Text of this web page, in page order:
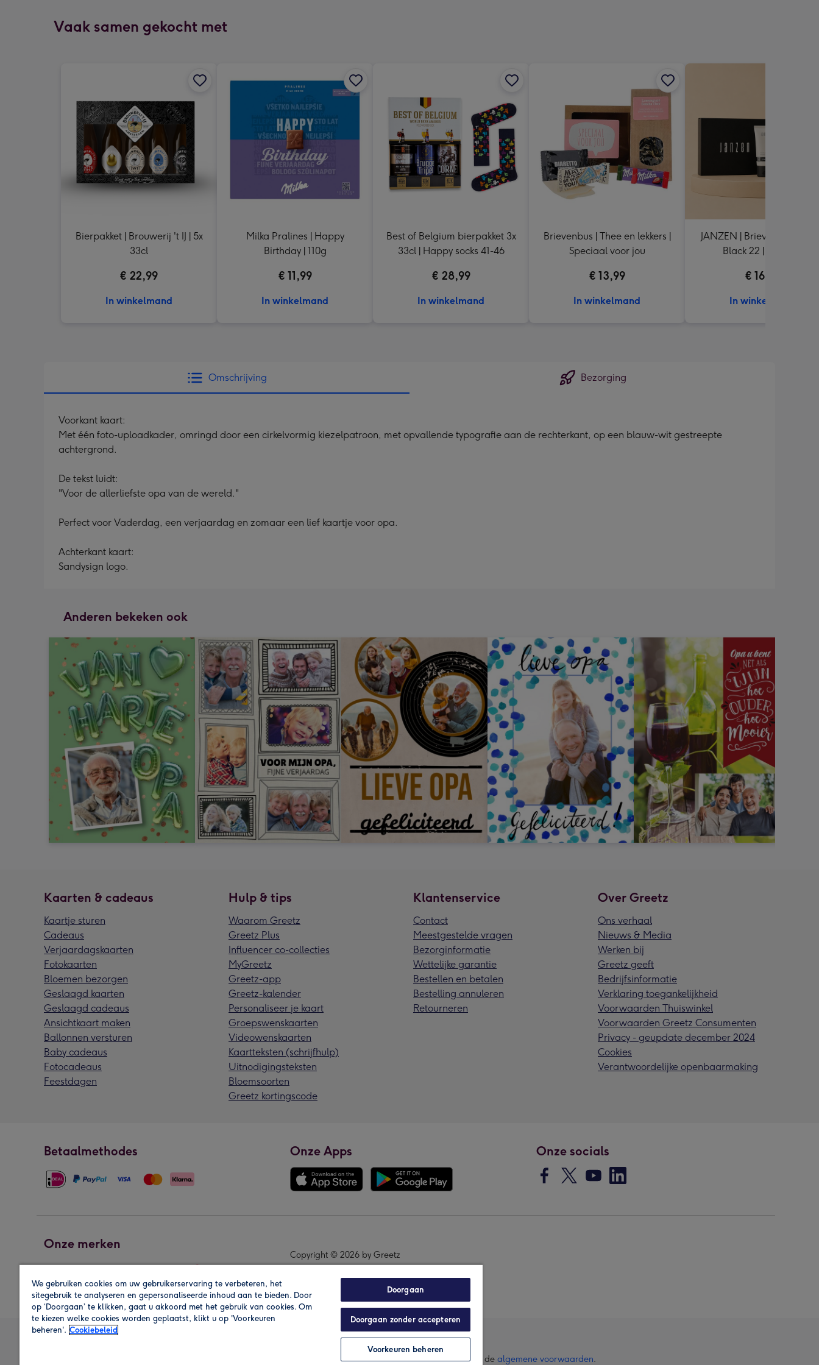
Vaak samen gekocht met
Bierpakket | Brouwerij 't IJ | 5x
33cl
€ 22,99
In winkelmand
Milka Pralines | Happy
Birthday | 110g
€ 11,99
In winkelmand
Best of Belgium bierpakket 3x
33cl | Happy socks 41-46
€ 28,99
In winkelmand
Brievenbus | Thee en lekkers |
Speciaal voor jou
€ 13,99
In winkelmand
JANZEN |
Black 22 | 3 x 50ml
€ 16,99
In winkelmand
Omschrijving Bezorging
Voorkant kaart:
Met één foto-uploadkader, omringd door een cirkelvormig kiezelpatroon, met opvallende typografie aan de rechterkant, op een blauw-wit gestreepte
achtergrond.
De tekst luidt:
"Voor de allerliefste opa van de wereld."
Perfect voor Vaderdag, een verjaardag en zomaar een lief kaartje voor opa.
Achterkant kaart:
Sandysign logo.
Anderen bekeken ook
Kaarten & cadeaus
Kaartje sturen
Cadeaus
Verjaardagskaarten
Fotokaarten
Bloemen bezorgen
Geslaagd kaarten
Geslaagd cadeaus
Ansichtkaart maken
Ballonnen versturen
Baby cadeaus
Fotocadeaus
Feestdagen
Hulp & tips
Waarom Greetz
Greetz Plus
Influencer co-collecties
MyGreetz
Greetz-app
Greetz-kalender
Personaliseer je kaart
Groepswenskaarten
Videowenskaarten
Kaartteksten (schrijfhulp)
Uitnodigingsteksten
Bloemsoorten
Greetz kortingscode
Klantenservice
Contact
Meestgestelde vragen
Bezorginformatie
Wettelijke garantie
Bestellen en betalen
Bestelling annuleren
Retourneren
Over Greetz
Ons verhaal
Nieuws & Media
Werken bij
Greetz geeft
Bedrijfsinformatie
Verklaring toegankelijkheid
Voorwaarden Thuiswinkel
Voorwaarden Greetz Consumenten
Privacy - geupdate december 2024
Cookies
Verantwoordelijke openbaarmaking
Betaalmethodes Onze Apps Onze socials
Onze merken
Copyright © 2026 by Greetz
Alle prijzen zijn inclusief btw en andere heffingen. Lees de algemene voorwaarden.
We gebruiken cookies om uw gebruikerservaring te verbeteren, het
sitegebruik te analyseren en gepersonaliseerde inhoud aan te bieden. Door
op ‘Doorgaan’ te klikken, gaat u akkoord met het gebruik van cookies. Om
te kiezen welke cookies worden geplaatst, klikt u op 'Voorkeuren
beheren'. Cookiebeleid
Doorgaan
Doorgaan zonder accepteren
Voorkeuren beheren